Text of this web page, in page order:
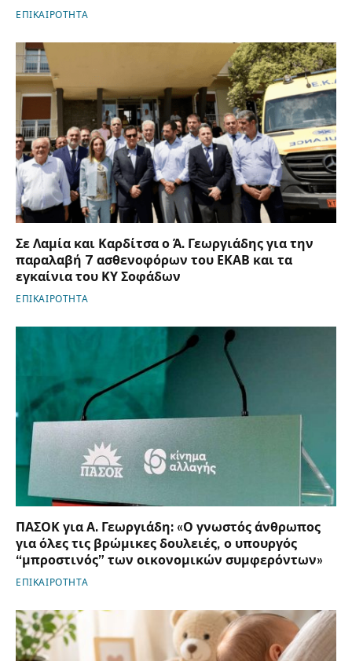
ΕΠΙΚΑΙΡΟΤΗΤΑ
Σε Λαμία και Καρδίτσα ο Ά. Γεωργιάδης για την
παραλαβή 7 ασθενοφόρων του ΕΚΑΒ και τα
εγκαίνια του ΚΥ Σοφάδων
ΕΠΙΚΑΙΡΟΤΗΤΑ
ΠΑΣΟΚ για Α. Γεωργιάδη: «Ο γνωστός άνθρωπος
για όλες τις βρώμικες δουλειές, ο υπουργός
“μπροστινός” των οικονομικών συμφερόντων»
ΕΠΙΚΑΙΡΟΤΗΤΑ